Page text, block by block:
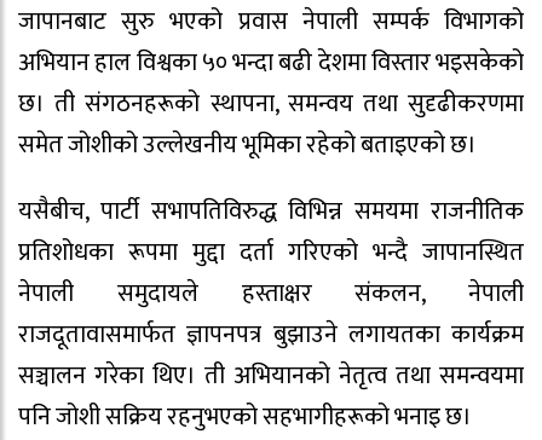
जापानबाट सुरु भएको प्रवास नेपाली सम्पर्क विभागको
अभियान हाल विश्वका ५० भन्दा बढी देशमा विस्तार भइसकेको
छ। ती संगठनहरूको स्थापना, समन्वय तथा सुदृढीकरणमा
समेत जोशीको उल्लेखनीय भूमिका रहेको बताइएको छ।
यसैबीच, पार्टी सभापतिविरुद्ध विभिन्न समयमा राजनीतिक
प्रतिशोधका रूपमा मुद्दा दर्ता गरिएको भन्दै जापानस्थित
नेपाली समुदायले हस्ताक्षर संकलन, नेपाली
राजदूतावासमार्फत ज्ञापनपत्र बुझाउने लगायतका कार्यक्रम
सञ्चालन गरेका थिए। ती अभियानको नेतृत्व तथा समन्वयमा
पनि जोशी सक्रिय रहनुभएको सहभागीहरूको भनाइ छ।